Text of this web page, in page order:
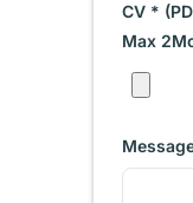
CV *
Max